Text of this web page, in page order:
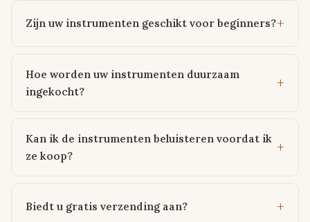
Zijn uw instrumenten geschikt voor beginners?
Hoe worden uw instrumenten duurzaam
ingekocht?
Kan ik de instrumenten beluisteren voordat ik
ze koop?
Biedt u gratis verzending aan?